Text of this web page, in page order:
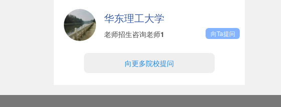
华东理工大学
老师招生咨询老师1 向Ta提问
向更多院校提问